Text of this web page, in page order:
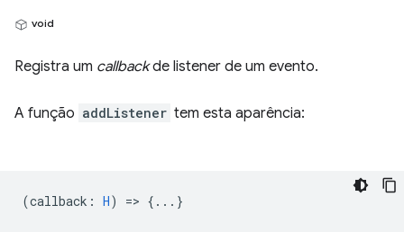
void
Registra um callbackde listener de um evento.
A função addListener tem esta aparência:
(callback : H) => {...}